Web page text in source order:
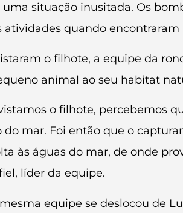
situação inusitada. Os
atividades quando
o filhote, a equipe da
animal ao seu habitat
o filhote, percebemos
do mar. Foi então que o
às águas do mar, de onde
líder da equipe.
equipe se deslocou de